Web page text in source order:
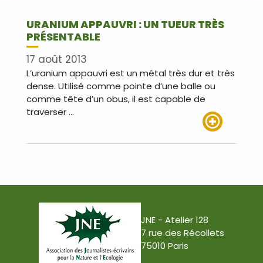
URANIUM APPAUVRI : UN TUEUR TRÈS
PRÉSENTABLE
17 août 2013
L’uranium appauvri est un métal très dur et très
dense. Utilisé comme pointe d’une balle ou
comme tête d’un obus, il est capable de
traverser …
JNE - Atelier 128
7 rue des Récollets
75010 Paris